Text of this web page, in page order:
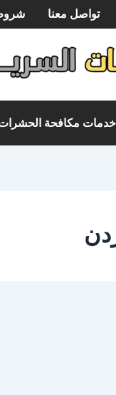
تواصل معنا
خدمات مكافحة